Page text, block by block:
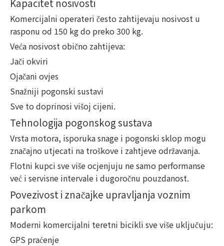
Kapacitet nosivosti
Komercijalni operateri često zahtijevaju nosivost u
rasponu od 150 kg do preko 300 kg.
Veća nosivost obično zahtijeva:
Jači okviri
Ojačani ovjes
Snažniji pogonski sustavi
Sve to doprinosi višoj cijeni.
Tehnologija pogonskog sustava
Vrsta motora, isporuka snage i pogonski sklop mogu
značajno utjecati na troškove i zahtjeve održavanja.
Flotni kupci sve više ocjenjuju ne samo performanse
već i servisne intervale i dugoročnu pouzdanost.
Povezivost i značajke upravljanja voznim
parkom
Moderni komercijalni teretni bicikli sve više uključuju:
GPS praćenje